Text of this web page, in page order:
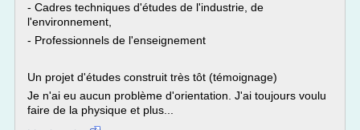
- Cadres techniques d'études de l'industrie, de
l'environnement,
- Professionnels de l'enseignement
Un projet d'études construit très tôt (témoignage)
Je n'ai eu aucun problème d'orientation. J'ai toujours voulu
faire de la physique et plus...